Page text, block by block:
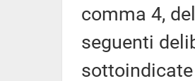
comma 4,
seguenti